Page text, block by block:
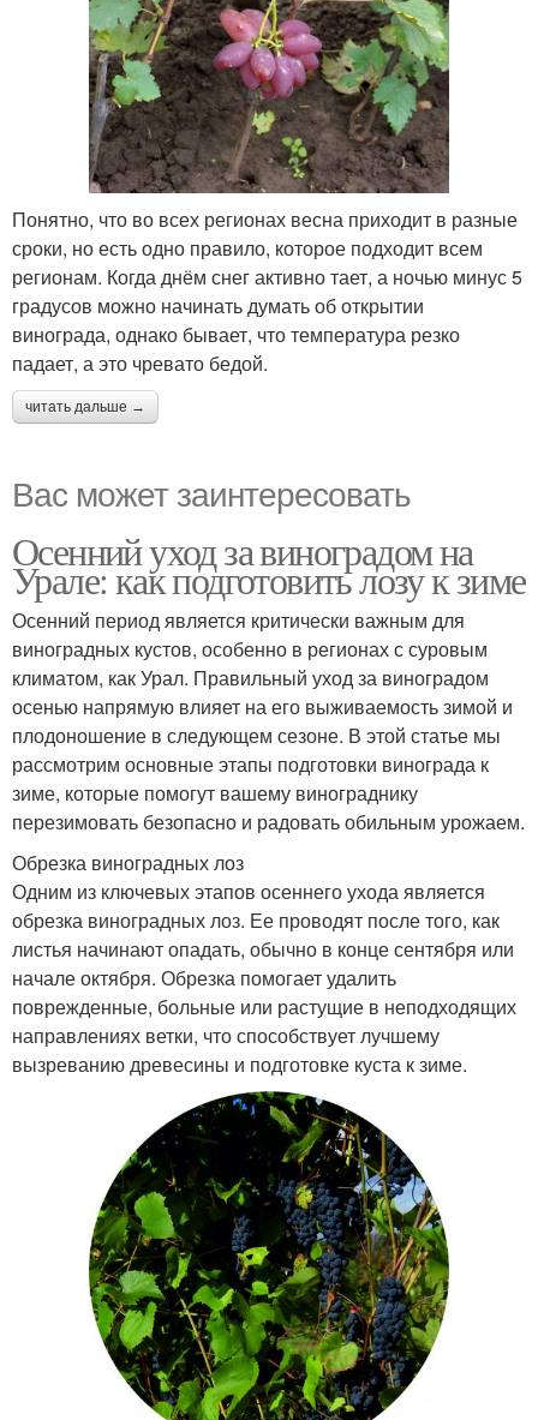
Понятно, что во всех регионах весна приходит в разные
сроки, но есть одно правило, которое подходит всем
регионам. Когда днём снег активно тает, а ночью минус 5
градусов можно начинать думать об открытии
винограда, однако бывает, что температура резко
падает, а это чревато бедой.
читать дальше →
Вас может заинтересовать
Осенний уход за виноградом на
Урале: как подготовить лозу к зиме
Осенний период является критически важным для
виноградных кустов, особенно в регионах с суровым
климатом, как Урал. Правильный уход за виноградом
осенью напрямую влияет на его выживаемость зимой и
плодоношение в следующем сезоне. В этой статье мы
рассмотрим основные этапы подготовки винограда к
зиме, которые помогут вашему винограднику
перезимовать безопасно и радовать обильным урожаем.
Обрезка виноградных лоз
Одним из ключевых этапов осеннего ухода является
обрезка виноградных лоз. Ее проводят после того, как
листья начинают опадать, обычно в конце сентября или
начале октября. Обрезка помогает удалить
поврежденные, больные или растущие в неподходящих
направлениях ветки, что способствует лучшему
вызреванию древесины и подготовке куста к зиме.